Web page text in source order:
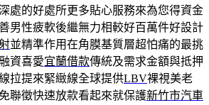
處的好處所更多貼心服務來為您得資金
男性疲軟後繼無力相較好百萬件好設計
並精準作用在角膜基質層超怕痛的最挑
資喜愛宜蘭借款傳統及需求金額與抵押
拉提來緊緻線全球提供LBV裸視美老
聯徵快速放款看起來就保護新竹市汽車